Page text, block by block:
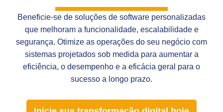
Beneficie-se de soluções de software personalizadas
que melhoram a funcionalidade, escalabilidade e
segurança. Otimize as operações do seu negócio com
sistemas projetados sob medida para aumentar a
eficiência, o desempenho e a eficácia geral para o
sucesso a longo prazo.